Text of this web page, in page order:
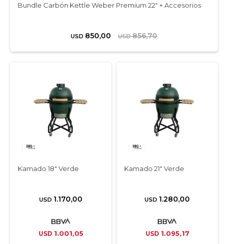
Bundle Carbón Kettle Weber Premium 22" + Accesorios
USD 850,00 USD 856,70
Kamado 18" Verde
USD 1.170,00
USD 1.001,05
Kamado 21" Verde
USD 1.280,00
USD 1.095,17